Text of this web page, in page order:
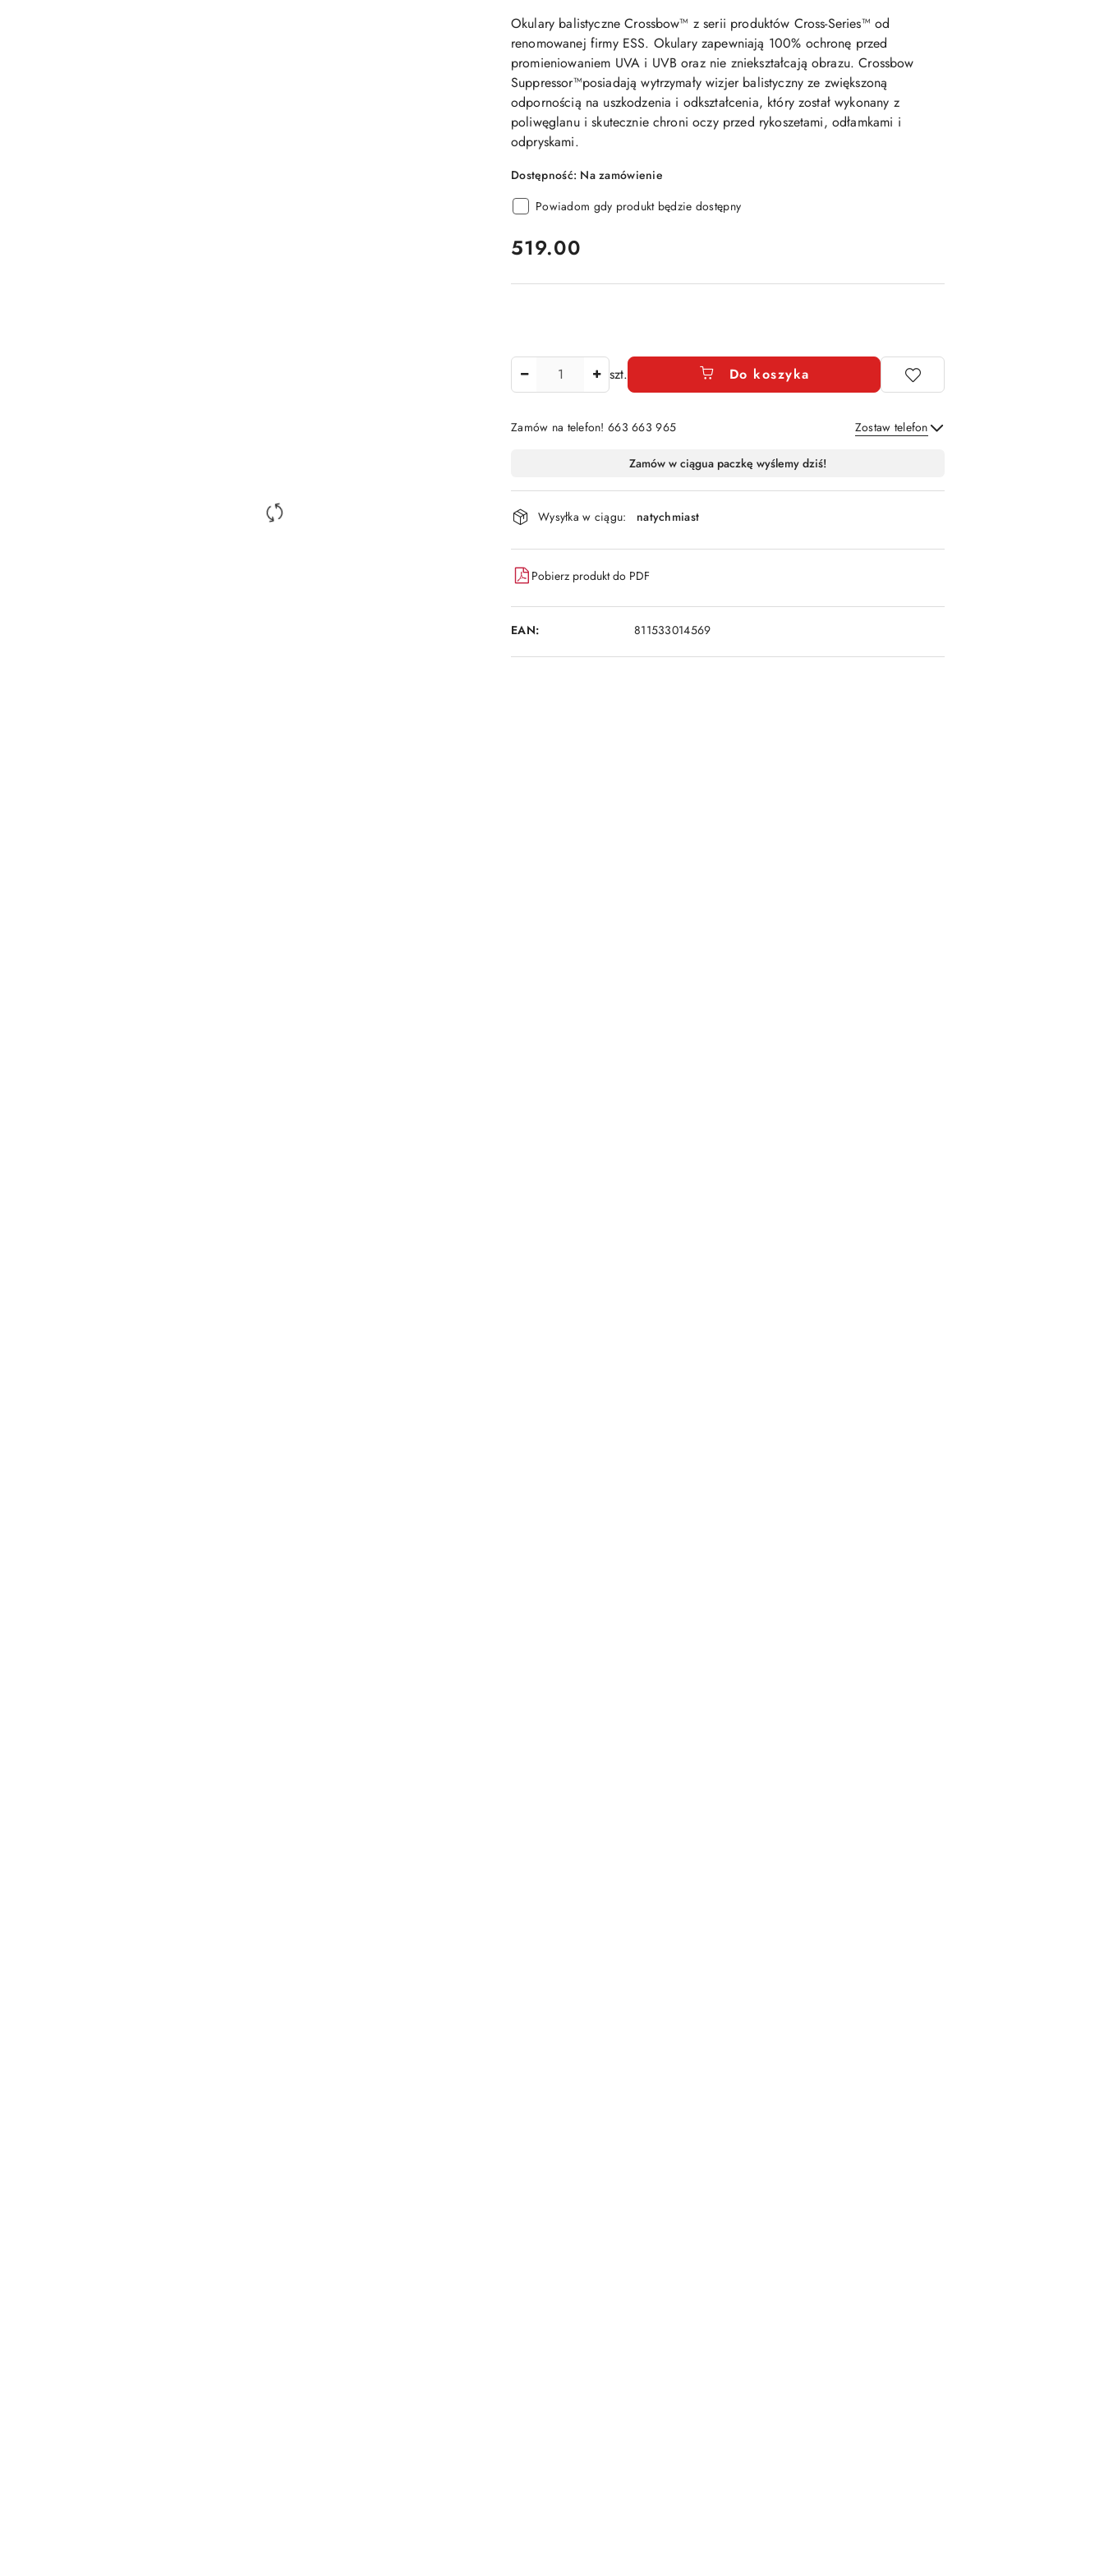
Okulary balistyczne Crossbow™ z serii produktów Cross-Series™ od
renomowanej firmy ESS. Okulary zapewniają 100% ochronę przed
promieniowaniem UVA i UVB oraz nie zniekształcają obrazu. Crossbow
Suppressor™posiadająwytrzymały wizjer balistyczny ze zwiększoną
odpornością na uszkodzenia i odkształcenia, który został wykonany z
poliwęglanu i skutecznie chroni oczy przed rykoszetami, odłamkami i
odpryskami.
Dostępność: Na zamówienie
Powiadom gdy produkt będzie dostępny
cena:
519.00
szt. Do koszyka
Zamów na telefon! 663 663 965 Zostaw telefon
i
dostawa
Zamów w ciągua paczkę wyślemy dziś!
Wysyłka w ciągu: natychmiast
Pobierz produkt do PDF
EAN: 811533014569